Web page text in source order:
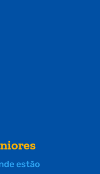
estão